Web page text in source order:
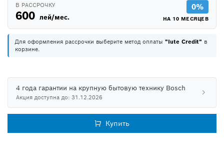
В РАССРОЧКУ
600 лей/мес.
0%
НА 10 МЕСЯЦЕВ
Для оформления рассрочки выберите метод оплаты "Iute Credit" в
корзине.
4 года гарантии на крупную бытовую технику Bosch
Акция доступна до: 31.12.2026
Купить